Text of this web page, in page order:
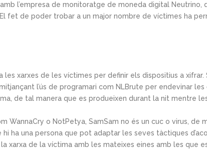
l’empresa de monitoratge de moneda digital
fet de poder trobar a un major nombre de víctimes ha
les xarxes de les víctimes per definir els dispositius a
l’ús de programari com NLBrute per endevinar
de tal manera que es produeixen durant la nit mentre
WannaCry o NotPetya, SamSam no és un cuc o virus, de
ha una persona que pot adaptar les seves tàctiques
xarxa de la víctima amb les mateixes eines amb les que